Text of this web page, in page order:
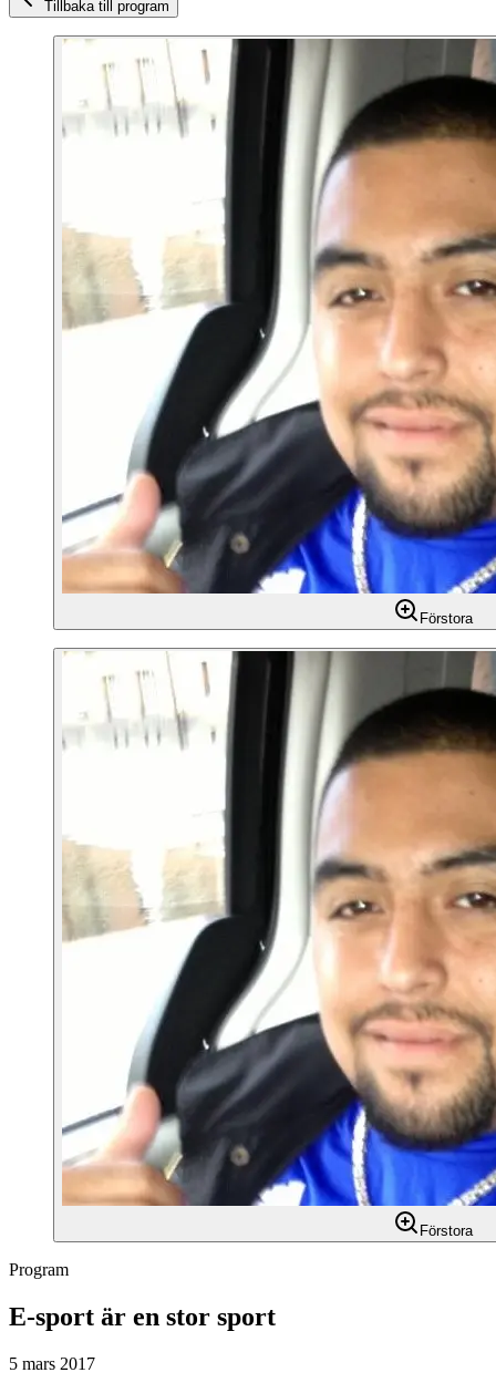
Tillbaka till program
Förstora
Förstora
Program
E-sport är en stor sport
5 mars 2017